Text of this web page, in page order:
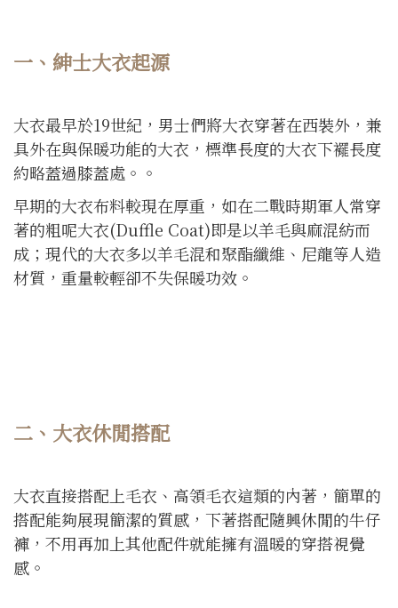
一、紳士大衣起源
大衣最早於19世紀，男士們將大衣穿著在西裝外，兼
具外在與保暖功能的大衣，標準長度的大衣下襬長度
約略蓋過膝蓋處。。
早期的大衣布料較現在厚重，如在二戰時期軍人常穿
著的粗呢大衣(Duffle Coat)即是以羊毛與麻混紡而
成；現代的大衣多以羊毛混和聚酯纖維、尼龍等人造
材質，重量較輕卻不失保暖功效。
二、大衣休閒搭配
大衣直接搭配上毛衣、高領毛衣這類的內著，簡單的
搭配能夠展現簡潔的質感，下著搭配隨興休閒的牛仔
褲，不用再加上其他配件就能擁有溫暖的穿搭視覺
感。